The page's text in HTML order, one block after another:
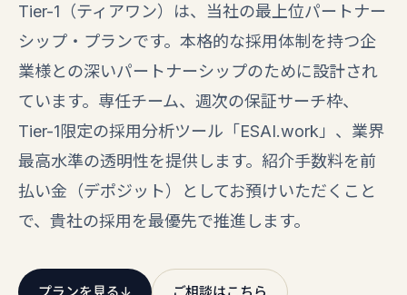
Tier-1（ティアワン）は、当社の最上位パートナー
シップ・プランです。本格的な採用体制を持つ企
業様との深いパートナーシップのために設計され
ています。専任チーム、週次の保証サーチ枠、
Tier-1限定の採用分析ツール「ESAI.work」、業界
最高水準の透明性を提供します。紹介手数料を前
払い金（デポジット）としてお預けいただくこと
で、貴社の採用を最優先で推進します。
プランを見る↓ ご相談はこちら